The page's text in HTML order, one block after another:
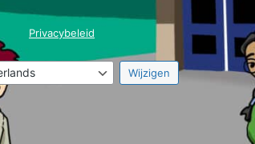
Privacybeleid